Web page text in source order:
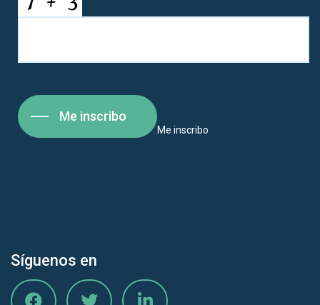
Me inscribo
Me inscribo
Síguenos en